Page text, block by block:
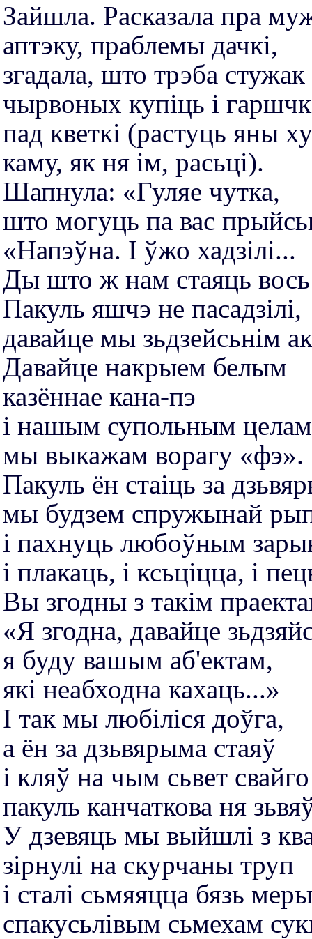
Зайшла. Расказала пра
аптэку, праблемы дачкі,
згадала, што трэба стужак
чырвоных купіць і
пад кветкі (растуць яны
каму, як ня ім, расьці).
Шапнула: «Гуляе чутка,
што могуць па вас
«Напэўна. І ўжо хадзілі...
Ды што ж нам стаяць вось
Пакуль яшчэ не пасадзілі,
давайце мы зьдзейсьнім
Давайце накрыем белым
казённае кана-пэ
і нашым супольным целам
мы выкажам ворагу «фэ».
Пакуль ён стаіць за
мы будзем спружынай
і пахнуць любоўным
і плакаць, і ксьціцца, і
Вы згодны з такім
«Я згодна, давайце
я буду вашым аб'ектам,
які неабходна кахаць...»
І так мы любіліся доўга,
а ён за дзьвярыма стаяў
і кляў на чым сьвет
пакуль канчаткова ня
У дзевяць мы выйшлі з
зірнулі на скурчаны труп
і сталі сьмяяцца бязь меры
спакусьлівым сьмехам